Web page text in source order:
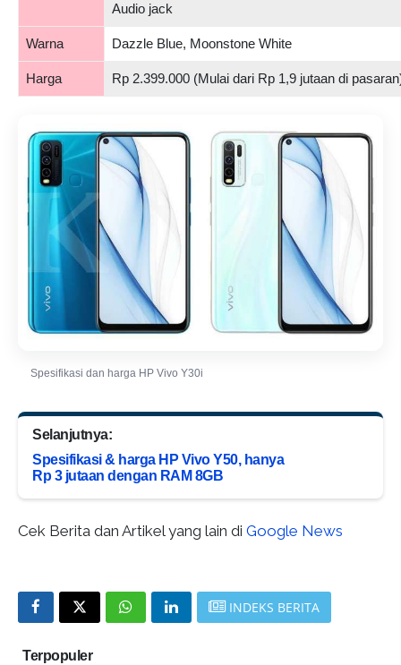
Audio jack
Warna Dazzle Blue, Moonstone White
Harga Rp 2.399.000 (Mulai dari Rp 1,9 jutaan di
Spesifikasi dan harga HP Vivo Y30i
Selanjutnya:
Spesifikasi & harga HP Vivo Y50, hanya
Rp 3 jutaan dengan RAM 8GB
Cek Berita dan Artikel yang lain di Google News
INDEKS BERITA
Terpopuler